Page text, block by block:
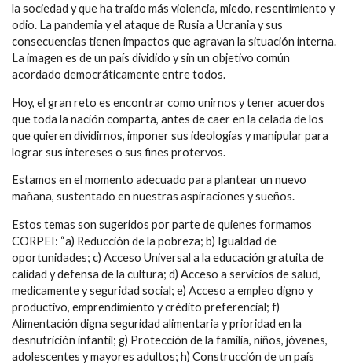
la sociedad y que ha traído más violencia, miedo, resentimiento y
odio. La pandemia y el ataque de Rusia a Ucrania y sus
consecuencias tienen impactos que agravan la situación interna.
La imagen es de un país dividido y sin un objetivo común
acordado democráticamente entre todos.
Hoy, el gran reto es encontrar como unirnos y tener acuerdos
que toda la nación comparta, antes de caer en la celada de los
que quieren dividirnos, imponer sus ideologías y manipular para
lograr sus intereses o sus fines protervos.
Estamos en el momento adecuado para plantear un nuevo
mañana, sustentado en nuestras aspiraciones y sueños.
Estos temas son sugeridos por parte de quienes formamos
CORPEI: “a) Reducción de la pobreza; b) Igualdad de
oportunidades; c) Acceso Universal a la educación gratuita de
calidad y defensa de la cultura; d) Acceso a servicios de salud,
medicamente y seguridad social; e) Acceso a empleo digno y
productivo, emprendimiento y crédito preferencial; f)
Alimentación digna seguridad alimentaria y prioridad en la
desnutrición infantil; g) Protección de la familia, niños, jóvenes,
adolescentes y mayores adultos; h) Construcción de un país